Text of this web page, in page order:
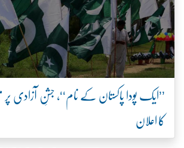
’’ایک پودا پاکستان کے نام‘‘، جشنِ آزادی
کا اعلان